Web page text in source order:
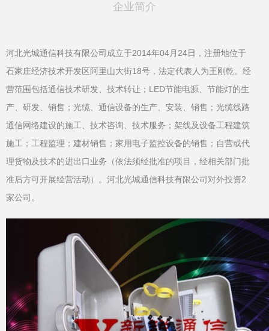
企业简介
河北光城通信科技有限公司成立于2014年04月24日，注册地位于
石家庄经济技术开发区阿里山大街18号，法定代表人为王刚乾。经
营范围包括通信技术研发、技术转让；LED节能电源、节能灯的生
产、研发、销售；光缆、通信设备的生产、安装、销售；光缆线路
通信网络建设的施工、技术咨询、技术服务；架线及设备工程建筑
施工；工程监理；建材销售；家用电子监控设备的销售；自营或代
理货物及技术的进出口业务（依法须经批准的项目，经相关部门批
准后方可开展经营活动）。河北光城通信科技有限公司对外投资2
家公司。